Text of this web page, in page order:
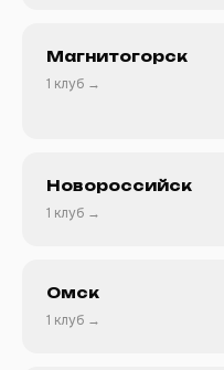
Магнитогорск
1 клуб →
Новороссийск
1 клуб →
Омск
1 клуб →